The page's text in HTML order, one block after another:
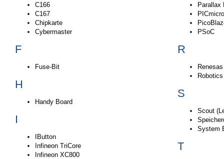
C166
C167
Chipkarte
Cybermaster
F
Fuse-Bit
H
Handy Board
I
IButton
Infineon TriCore
Infineon XC800
Parallax
PICmicro
PSoC
R
S
Scout
System
T